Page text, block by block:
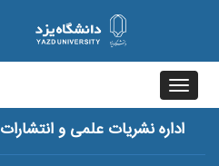
Toggle
navigation
اداره نشریات علمی و انتشارات